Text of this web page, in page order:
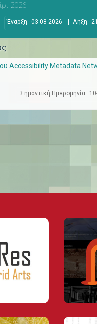
2026
Έναρξη: 03-08-2026 | Λήξη:
Accessibility Metadata
Σημαντική Ημερομηνία: